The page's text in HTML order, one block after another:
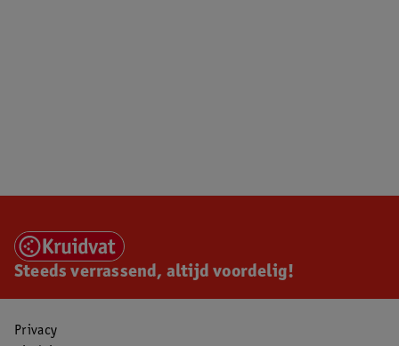
Steeds verrassend, altijd voordelig!
Privacy